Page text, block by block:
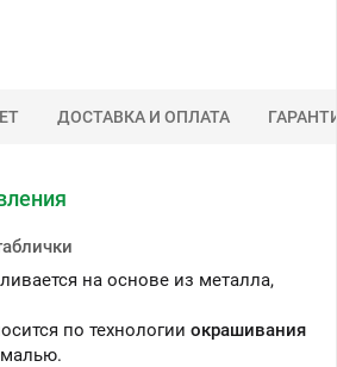
ДОСТАВКА И ОПЛАТА
на основе из металла,
по технологии окрашивания